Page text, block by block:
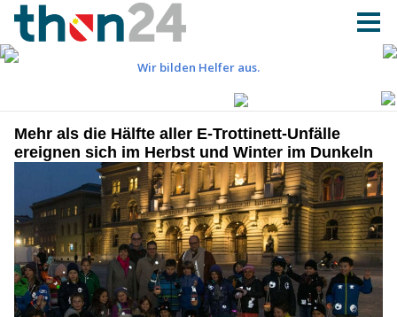
Mehr als die Hälfte aller E-Trottinett-Unfälle
ereignen sich im Herbst und Winter im Dunkeln